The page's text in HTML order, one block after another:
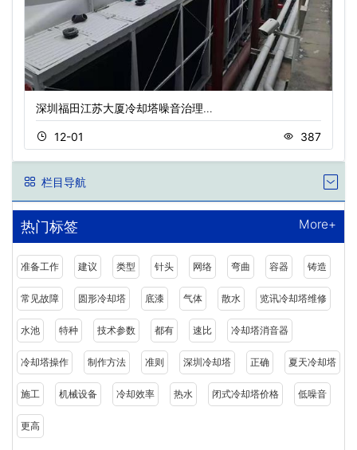
深圳福田江苏大厦冷却塔噪音治理…
12-01 387
栏目导航
热门标签 More+
准备工作 建议 类型 针头 网络 弯曲 容器 铸造
常见故障 圆形冷却塔 底漆 气体 散水 览讯冷却塔维修
水池 特种 技术参数 都有 速比 冷却塔消音器
冷却塔操作 制作方法 准则 深圳冷却塔 正确 夏天冷却塔
施工 机械设备 冷却效率 热水 闭式冷却塔价格 低噪音
更高